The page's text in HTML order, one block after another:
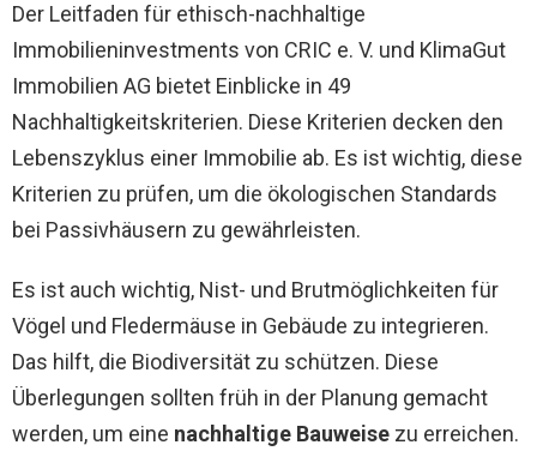
Der Leitfaden für ethisch-nachhaltige
Immobilieninvestments von CRIC e. V. und KlimaGut
Immobilien AG bietet Einblicke in 49
Nachhaltigkeitskriterien. Diese Kriterien decken den
Lebenszyklus einer Immobilie ab. Es ist wichtig, diese
Kriterien zu prüfen, um die ökologischen Standards
bei Passivhäusern zu gewährleisten.
Es ist auch wichtig, Nist- und Brutmöglichkeiten für
Vögel und Fledermäuse in Gebäude zu integrieren.
Das hilft, die Biodiversität zu schützen. Diese
Überlegungen sollten früh in der Planung gemacht
werden, um eine nachhaltige Bauweise zu erreichen.